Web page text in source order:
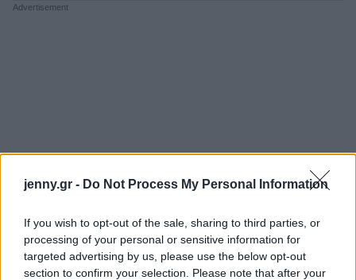
jenny.gr - Do Not Process My Personal Information
If you wish to opt-out of the sale, sharing to third parties, or
processing of your personal or sensitive information for
targeted advertising by us, please use the below opt-out
section to confirm your selection. Please note that after your